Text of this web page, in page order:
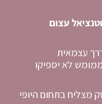
עצום
עצמאית
לא יספיקו
מצליח בתחום היופי